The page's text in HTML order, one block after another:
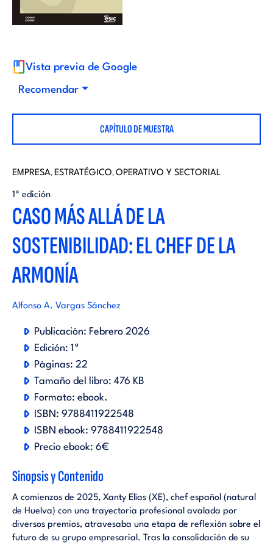
d
r
i
a
l
o
r
a
Vista previa de Google
Recomendar
CAPÍTULO DE MUESTRA
EMPRESA, ESTRATÉGICO, OPERATIVO Y SECTORIAL
1ª edición
CASO MÁS ALLÁ DE LA
SOSTENIBILIDAD: EL CHEF DE LA
ARMONÍA
Alfonso A. Vargas Sánchez
Publicación: Febrero 2026
Edición: 1ª
Páginas: 22
Tamaño del libro: 476 KB
Formato: ebook.
ISBN: 9788411922548
ISBN ebook: 9788411922548
Precio ebook: 6€
Sinopsis y Contenido
A comienzos de 2025, Xanty Elías (XE), chef español (natural
de Huelva) con una trayectoria profesional avalada por
diversos premios, atravesaba una etapa de reflexión sobre el
futuro de su grupo empresarial. Tras la consolidación de su